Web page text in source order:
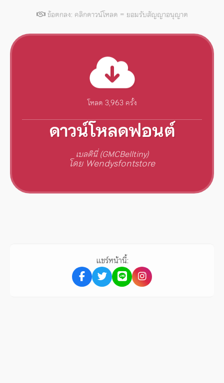
ข้อตกลง: คลิกดาวน์โหลด = ยอมรับสัญญาอนุญาต
โหลด 3,963 ครั้ง
ดาวน์โหลดฟอนต์
เบลตินี่ (GMCBelltiny)
โดย Wendysfontstore
แชร์หน้านี้: